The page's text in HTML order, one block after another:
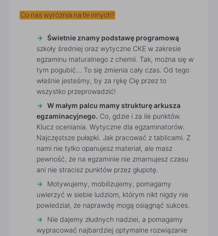
Co nas wyróżnia na tle innych?
Świetnie znamy podstawę programową
szkoły średniej oraz wytyczne CKE w zakresie
egzaminu maturalnego z chemii. Tak, można się w
tym pogubić… To się zmienia cały czas. Od tego
właśnie jesteśmy, by za rękę Cię przez to
wszystko przeprowadzić!
W małym palcu mamy strukturę arkusza
egzaminacyjnego. Co, gdzie i za ile punktów.
Klucz oceniania. Wytyczne dla egzaminatorów.
Najczęstsze pułapki. Jak pracować z tablicami. Z
nami nie tylko opanujesz materiał, ale masz
pewność, że na egzaminie nie zmarnujesz czasu
ani nie stracisz punktów przez głupotę.
Motywujemy, mobilizujemy, pomagamy
uwierzyć w siebie ludziom, którym nikt nigdy nie
powiedział, że naprawdę mogą osiągnąć sukces.
Nie dajemy złudnych nadziei, a pomagamy
wypracować najbardziej optymalne rozwiązanie